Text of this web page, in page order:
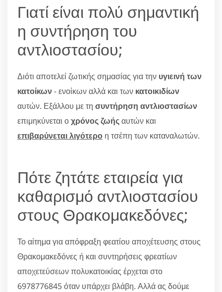
Γιατί είναι πολύ σημαντική
η συντήρηση του
αντλιοστασίου;
Διότι αποτελεί ζωτικής σημασίας για την υγιεινή των
κατοίκων- ενοίκων αλλά και των κατοικιδίων
αυτών. Εξάλλου με τη συντήρηση αντλιοστασίων
επιμηκύνεται οχρόνος ζωήςαυτών και
επιβαρύνεται λιγότερο η τσέπη των καταναλωτών.
Πότε ζητάτε εταιρεία για
καθαρισμό αντλιοστασίου
στους Θρακομακεδόνες;
Το αίτημα για απόφραξη φεατίου αποχέτευσης στους
Θρακομακεδόνες ή και συντηρήσεις φρεατίων
αποχετεύσεων πολυκατοικίας έρχεται στο
6978776845 όταν υπάρχει βλάβη. Αλλά ας δούμε